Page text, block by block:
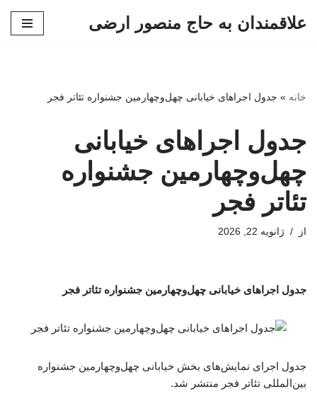
علاقمندان به حاج منصور ارضی
خانه » جدول اجراهای خیابانی‌ چهل‌وچهارمین جشنواره تئاتر فجر
جدول اجراهای خیابانی‌
چهل‌وچهارمین جشنواره
تئاتر فجر
از ژانویه 22, 2026
جدول اجراهای خیابانی‌ چهل‌وچهارمین جشنواره تئاتر فجر
جدول اجرای نمایش‌های بخش خیابانی چهل‌وچهارمین جشنواره
بین‌المللی تئاتر فجر منتشر شد.